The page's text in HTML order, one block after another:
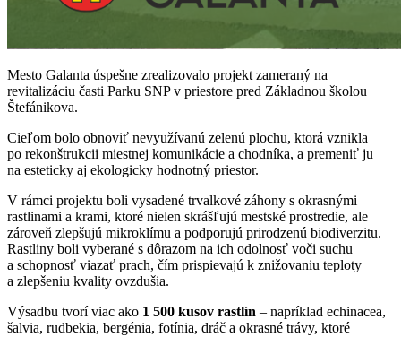
Mesto Galanta úspešne zrealizovalo projekt zameraný na
revitalizáciu časti Parku SNP v priestore pred Základnou školou
Štefánikova.
Cieľom bolo obnoviť nevyužívanú zelenú plochu, ktorá vznikla
po rekonštrukcii miestnej komunikácie a chodníka, a premeniť ju
na esteticky aj ekologicky hodnotný priestor.
V rámci projektu boli vysadené trvalkové záhony s okrasnými
rastlinami a krami, ktoré nielen skrášľujú mestské prostredie, ale
zároveň zlepšujú mikroklímu a podporujú prirodzenú biodiverzitu.
Rastliny boli vyberané s dôrazom na ich odolnosť voči suchu
a schopnosť viazať prach, čím prispievajú k znižovaniu teploty
a zlepšeniu kvality ovzdušia.
Výsadbu tvorí viac ako 1 500 kusov rastlín – napríklad echinacea,
šalvia, rudbekia, bergénia, fotínia, dráč a okrasné trávy, ktoré